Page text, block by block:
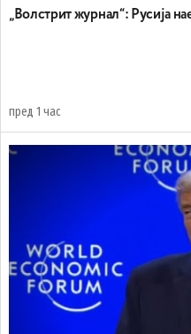
„Волстрит журнал“: Русија
пред 1 час